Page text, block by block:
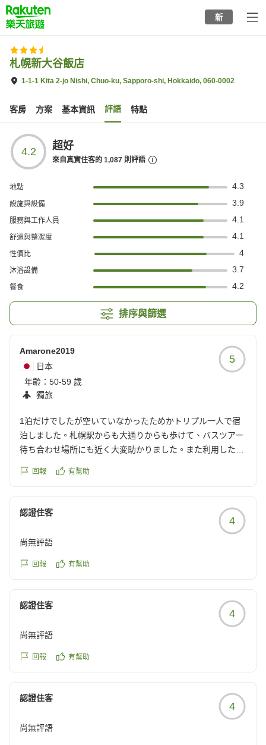
to
top
page
新
札幌新大谷飯店
1-1-1 Kita 2-jo Nishi, Chuo-ku, Sapporo-shi, Hokkaido, 060-0002
客房 方案 基本資訊 評語 特點
4.2 超好
來自真實住客的 1,087 則評語
地點 4.3
設施與設備 3.9
服務與工作人員 4.1
舒適與整潔度 4.1
性價比 4
沐浴設備 3.7
餐食 4.2
排序與篩選
Amarone2019
日本
年齡： 50-59 歲
獨旅
5
1泊だけでしたが空いていなかったためかトリプル一人で宿
泊しました。札幌駅からも大通りからも歩けて、バスツアー
待ち合わせ場所にも近く大変助かりました。また利用したい
クチコミの詳細はこちらから
reviewId=33123478479509
回報 有幫助
認證住客
4
尚無評語
回報 有幫助
認證住客
4
尚無評語
回報 有幫助
認證住客
4
尚無評語